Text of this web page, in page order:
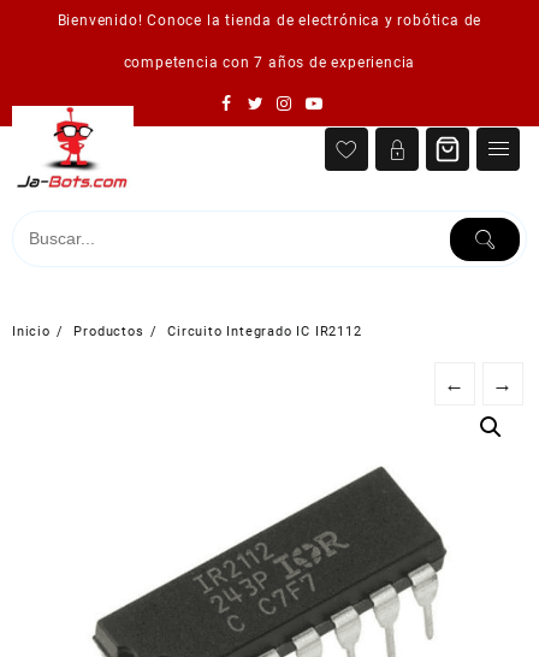
Bienvenido! Conoce la tienda de electrónica y robótica de
competencia con 7 años de experiencia
Inicio Productos Circuito Integrado IC IR2112
← →